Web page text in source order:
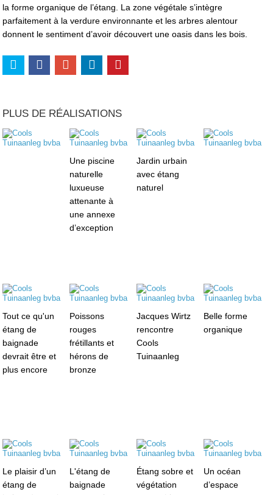
la forme organique de l’étang. La zone végétale s’intègre
parfaitement à la verdure environnante et les arbres alentour
donnent le sentiment d’avoir découvert une oasis dans les bois.
PLUS DE RÉALISATIONS
Une piscine
naturelle
luxueuse
attenante à
une annexe
d’exception
Jardin urbain
avec étang
naturel
Tout ce qu'un
étang de
baignade
devrait être et
plus encore
Poissons
rouges
frétillants et
hérons de
bronze
Jacques Wirtz
rencontre
Cools
Tuinaanleg
Belle forme
organique
Le plaisir d’un
étang de
L'étang de
baignade
Étang sobre et
végétation
Un océan
d’espace